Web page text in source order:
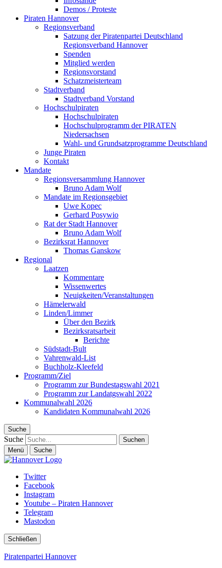
Demos / Proteste
Piraten Hannover
Regionsverband
Satzung der Piratenpartei Deutschland
Regionsverband Hannover
Spenden
Mitglied werden
Regionsvorstand
Schatzmeisterteam
Stadtverband
Stadtverband Vorstand
Hochschulpiraten
Hochschulpiraten
Hochschulprogramm der PIRATEN
Niedersachsen
Wahl- und Grundsatzprogramme Deutschland
Junge Piraten
Kontakt
Mandate
Regionsversammlung Hannover
Bruno Adam Wolf
Mandate im Regionsgebiet
Uwe Kopec
Gerhard Posywio
Rat der Stadt Hannover
Bruno Adam Wolf
Bezirksrat Hannover
Thomas Ganskow
Regional
Laatzen
Kommentare
Wissenwertes
Neuigkeiten/Veranstaltungen
Hämelerwald
Linden/Limmer
Über den Bezirk
Bezirksratsarbeit
Berichte
Südstadt-Bult
Vahrenwald-List
Buchholz-Kleefeld
Programm/Ziel
Programm zur Bundestagswahl 2021
Programm zur Landatgswahl 2022
Kommunalwahl 2026
Kandidaten Kommunalwahl 2026
Suche
Suche
Menü Suche
Twitter
Facebook
Instagram
Youtube – Piraten Hannover
Telegram
Mastodon
Schließen
Piratenpartei Hannover